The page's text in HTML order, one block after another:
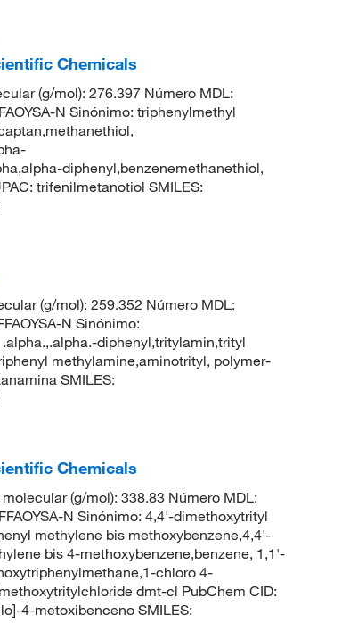
Chemicals
(g/mol): 276.397 Número MDL:
N Sinónimo: triphenylmethyl
diphenyl,benzenemethanethiol,
trifenilmetanotiol SMILES:
(g/mol): 259.352 Número MDL:
N Sinónimo:
diphenyl,tritylamin,trityl
methylamine,aminotrityl, polymer-
SMILES:
Chemicals
(g/mol): 338.83 Número MDL:
N Sinónimo: 4,4'-dimethoxytrityl
methylene bis methoxybenzene,4,4'-
bis 4-methoxybenzene,benzene, 1,1'-
chloro 4-
dmt-cl PubChem CID:
4-metoxibenceno SMILES: